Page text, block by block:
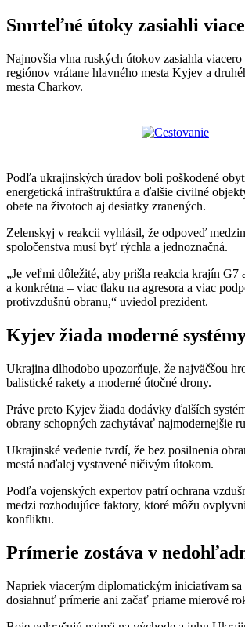
Smrteľné útoky zasiahli
Najnovšia vlna ruských útokov zasiahla
regiónov vrátane hlavného mesta Kyjev a
mesta Charkov.
Podľa ukrajinských úradov boli poškodené
energetická infraštruktúra a ďalšie civilné
obete na životoch aj desiatky zranených.
Zelenskyj v reakcii vyhlásil, že odpoveď
spoločenstva musí byť rýchla a jednoznačná.
„Je veľmi dôležité, aby prišla reakcia krajín G7
a konkrétna – viac tlaku na agresora a viac
protivzdušnú obranu,“ uviedol prezident.
Kyjev žiada moderné
Ukrajina dlhodobo upozorňuje, že najväčšou
balistické rakety a moderné útočné drony.
Práve preto Kyjev žiada dodávky ďalších
obrany schopných zachytávať najmodernejšie
Ukrajinské vedenie tvrdí, že bez posilnenia
mestá naďalej vystavené ničivým útokom.
Podľa vojenských expertov patrí ochrana
medzi rozhodujúce faktory, ktoré môžu
konfliktu.
Prímerie zostáva v
Napriek viacerým diplomatickým iniciatívam
dosiahnuť prímerie ani začať priame mierové